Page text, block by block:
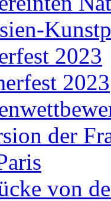
2023
2023
der
von